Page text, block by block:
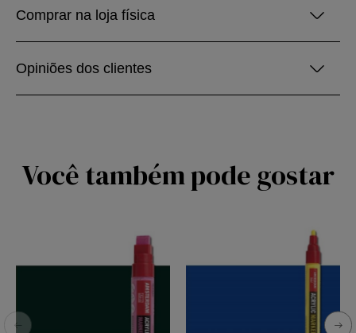
Comprar na loja física
Opiniões dos clientes
Você também pode gostar